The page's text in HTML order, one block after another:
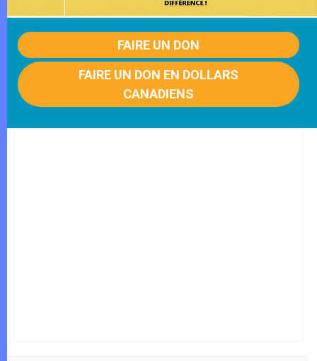
FAIRE UN DON
FAIRE UN DON EN DOLLARS
CANADIENS